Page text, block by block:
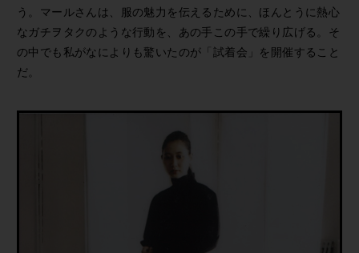
う。マールさんは、服の魅力を伝えるために、ほんとうに熱心
なガチヲタクのような行動を、あの手この手で繰り広げる。そ
の中でも私がなによりも驚いたのが「試着会」を開催すること
だ。